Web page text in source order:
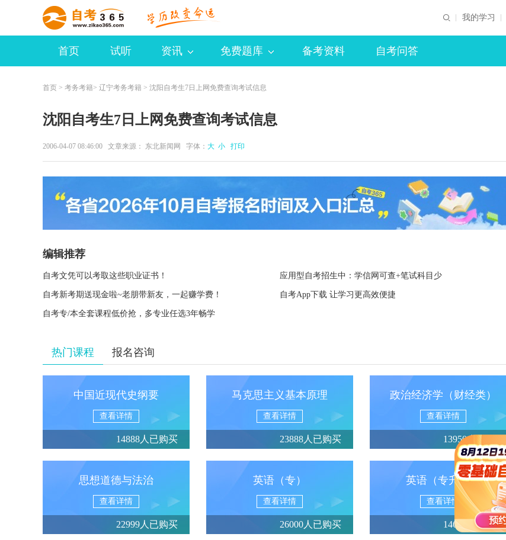
我的学习
首页 试听 资讯 免费题库 备考资料 自考问答
首页 > 考务考籍> 辽宁考务考籍 > 沈阳自考生7日上网免费查询考试信息
沈阳自考生7日上网免费查询考试信息
2006-04-07 08:46:00 文章来源： 东北新闻网 字体： 大 小 打印
编辑推荐
自考文凭可以考取这些职业证书！ 应用型自考招生中：学信网可查+笔试科目少
自考新考期送现金啦~老朋带新友，一起赚学费！ 自考App下载 让学习更高效便捷
自考专/本全套课程低价抢，多专业任选3年畅学
热门课程 报名咨询
中国近现代史纲要
查看详情
14888人已购买
马克思主义基本原理
查看详情
23888人已购买
政治经济学（财经类）
查看详情
13950人已购买
思想道德与法治
查看详情
22999人已购买
英语（专）
查看详情
26000人已购买
英语（专升本）
查看详情
14688人已购买